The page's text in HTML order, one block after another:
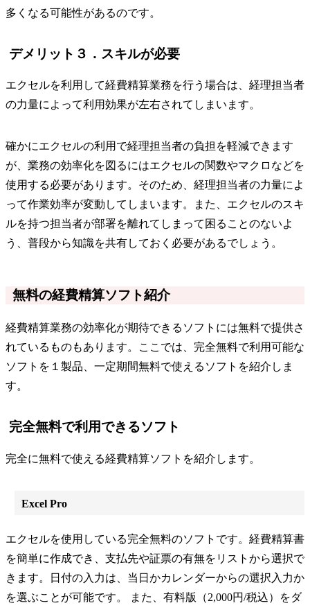
多くなる可能性があるのです。
デメリット３．スキルが必要
エクセルを利用して経費精算業務を行う場合は、経理担当者
の力量によって利用効果が左右されてしまいます。
確かにエクセルの利用で経理担当者の負担を軽減できます
が、業務の効率化を図るにはエクセルの関数やマクロなどを
使用する必要があります。そのため、経理担当者の力量によ
って作業効率が変動してしまいます。また、エクセルのスキ
ルを持つ担当者が部署を離れてしまって困ることのないよ
う、普段から知識を共有しておく必要があるでしょう。
無料の経費精算ソフト紹介
経費精算業務の効率化が期待できるソフトには無料で提供さ
れているものもあります。ここでは、完全無料で利用可能な
ソフトを１製品、一定期間無料で使えるソフトを紹介しま
す。
完全無料で利用できるソフト
完全に無料で使える経費精算ソフトを紹介します。
Excel Pro
エクセルを使用している完全無料のソフトです。経費精算書
を簡単に作成でき、支払先や証票の有無をリストから選択で
きます。日付の入力は、当日かカレンダーからの選択入力か
を選ぶことが可能です。 また、有料版（2,000円/税込）をダ